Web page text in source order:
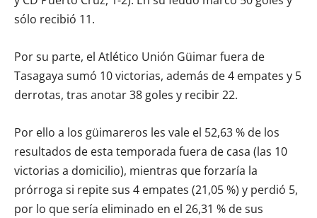
sólo recibió 11.
Por su parte, el Atlético Unión Güimar fuera de
Tasagaya sumó 10 victorias, además de 4 empates y 5
derrotas, tras anotar 38 goles y recibir 22.
Por ello a los güimareros les vale el 52,63 % de los
resultados de esta temporada fuera de casa (las 10
victorias a domicilio), mientras que forzaría la
prórroga si repite sus 4 empates (21,05 %) y perdió 5,
por lo que sería eliminado en el 26,31 % de sus